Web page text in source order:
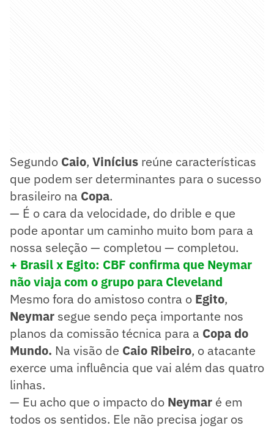
Segundo Caio, Vinícius reúne características
que podem ser determinantes para o sucesso
brasileiro na Copa.
— É o cara da velocidade, do drible e que
pode apontar um caminho muito bom para a
nossa seleção — completou — completou.
+ Brasil x Egito: CBF confirma que Neymar
não viaja com o grupo para Cleveland
Mesmo fora do amistoso contra o Egito,
Neymar segue sendo peça importante nos
planos da comissão técnica para a Copa do
Mundo. Na visão de Caio Ribeiro, o atacante
exerce uma influência que vai além das quatro
linhas.
— Eu acho que o impacto do Neymar é em
todos os sentidos. Ele não precisa jogar os